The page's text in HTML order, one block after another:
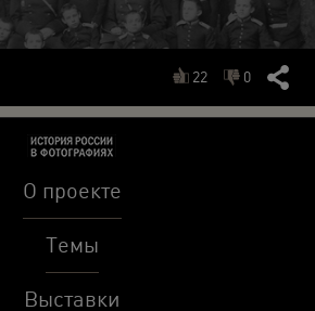
22 0
О проекте
Темы
Выставки